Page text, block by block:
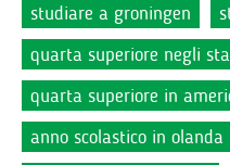
studiare a groningen
quarta superiore negli
quarta superiore in
anno scolastico in olanda